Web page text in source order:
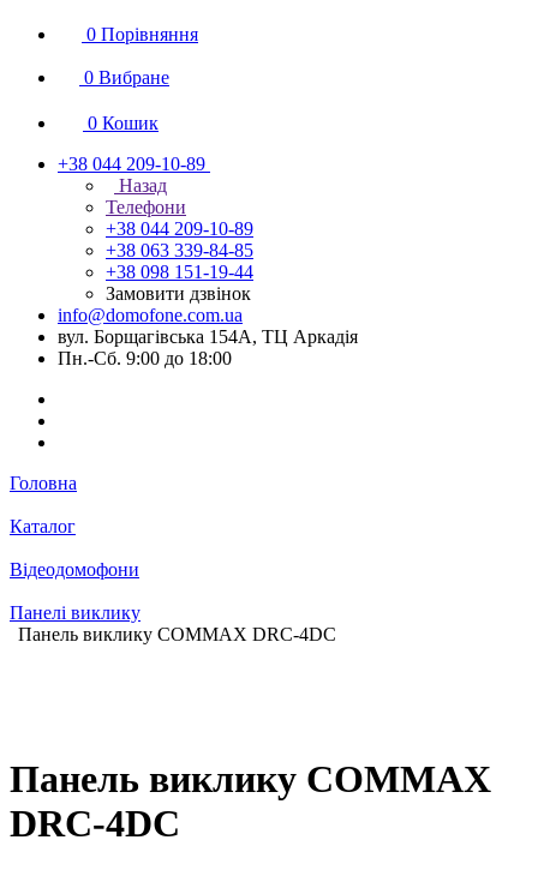
0 Порівняння
0 Вибране
0 Кошик
+38 044 209-10-89
Назад
Телефони
+38 044 209-10-89
+38 063 339-84-85
+38 098 151-19-44
Замовити дзвінок
info@domofone.com.ua
вул. Борщагівська 154А, ТЦ Аркадія
Пн.-Сб. 9:00 до 18:00
Головна
Каталог
Відеодомофони
Панелі виклику
Панель виклику COMMAX DRC-4DC
Панель виклику COMMAX
DRC-4DC